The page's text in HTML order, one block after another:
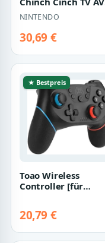
Kabel [für Super
Nintendo/Nintend…
NINTENDO
30,69 €
★ Bestpreis
Toao Wireless
Controller [für
20,79 €